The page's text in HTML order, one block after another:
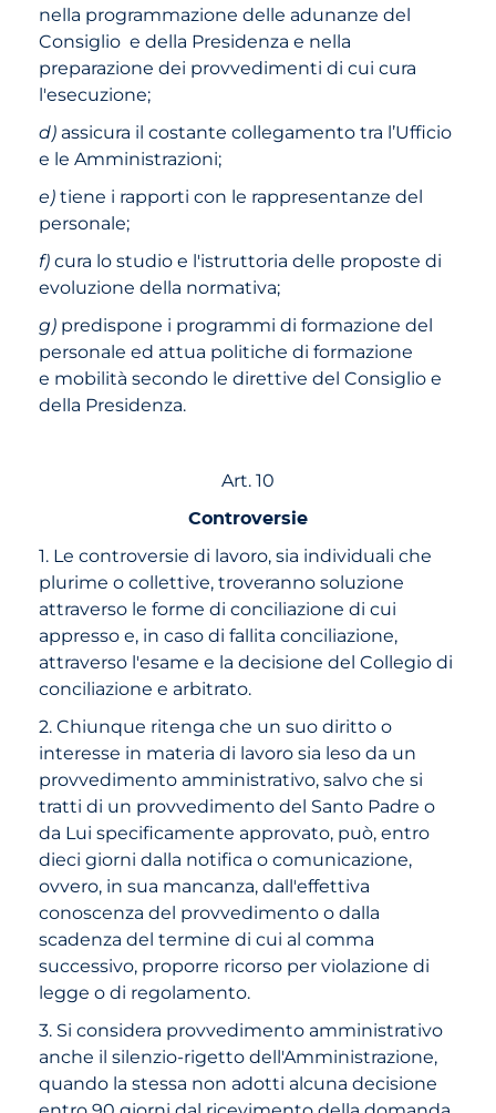
nella programmazione delle adunanze del
Consiglio e della Presidenza e nella
preparazione dei provvedimenti di cui cura
l'esecuzione;
d) assicura il costante collegamento tra l’Ufficio
e le Amministrazioni;
e)tiene i rapporti con le rappresentanze del
personale;
f)cura lo studio e l'istruttoria delle proposte di
evoluzione della normativa;
g) predispone i programmi di formazione del
personale ed attua politiche di formazione
e mobilità secondo le direttive del Consiglio e
della Presidenza.
Art. 10
Controversie
1. Le controversie di lavoro, sia individuali che
plurime o collettive, troveranno soluzione
attraverso le forme di conciliazione di cui
appresso e, in caso di fallita conciliazione,
attraverso l'esame e la decisione del Collegio di
conciliazione e arbitrato.
2. Chiunque ritenga che un suo diritto o
interesse in materia di lavoro sia leso da un
provvedimento amministrativo, salvo che si
tratti di un provvedimento del Santo Padre o
da Lui specificamente approvato, può, entro
dieci giorni dalla notifica o comunicazione,
ovvero, in sua mancanza, dall'effettiva
conoscenza del provvedimento o dalla
scadenza del termine di cui al comma
successivo, proporre ricorso per violazione di
legge o di regolamento.
3. Si considera provvedimento amministrativo
anche il silenzio-rigetto dell'Amministrazione,
quando la stessa non adotti alcuna decisione